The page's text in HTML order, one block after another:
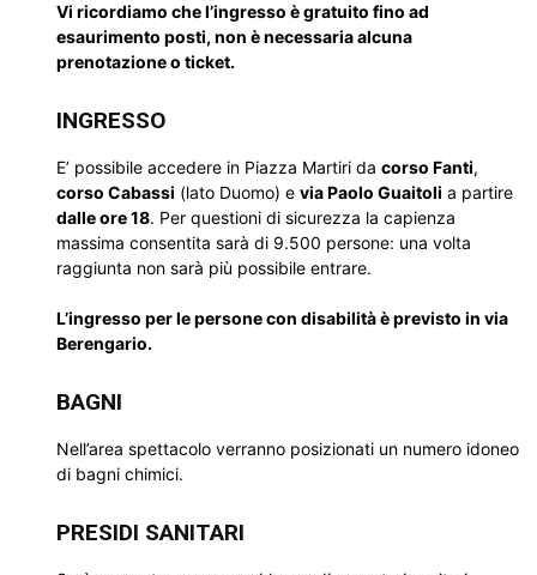
Vi ricordiamo che l’ingresso è gratuito fino ad
esaurimento posti, non è necessaria alcuna
prenotazione o ticket.
INGRESSO
E’ possibile accedere in Piazza Martiri da corso Fanti,
corso Cabassi (lato Duomo) e via Paolo Guaitoli a partire
dalle ore 18. Per questioni di sicurezza la capienza
massima consentita sarà di 9.500 persone: una volta
raggiunta non sarà più possibile entrare.
L’ingresso per le persone con disabilità è previsto in via
Berengario.
BAGNI
Nell’area spettacolo verranno posizionati un numero idoneo
di bagni chimici.
PRESIDI SANITARI